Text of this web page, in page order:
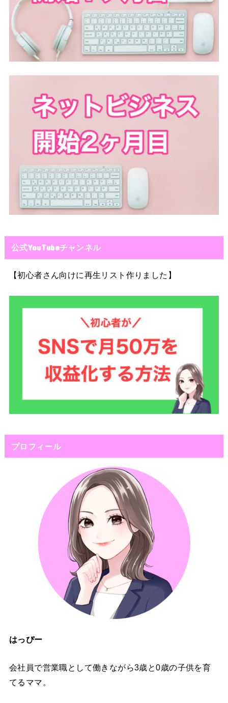
公式YouTubeチャンネル
【初心者さん向けに再生リスト作りました】
プロフィール
はっぴー
会社員で営業職として働きながら3歳と0歳の子供を育
てるママ。